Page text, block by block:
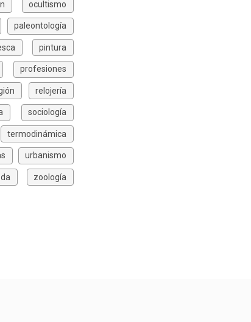
ocultismo
paleontología
pintura
profesiones
relojería
sociología
termodinámica
urbanismo
zoología